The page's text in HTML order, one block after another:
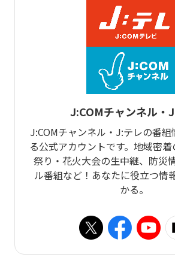
J:COMチャンネル・
J:COMチャンネル・J:テレの番
る公式アカウントです。地域密
祭り・花火大会の生中継、防災
ル番組など！あなたに役立つ情
かる。